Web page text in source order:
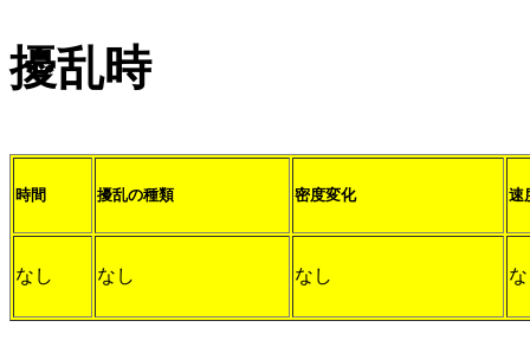
擾乱時
時間 擾乱の種類 密度変化 速
なし なし なし